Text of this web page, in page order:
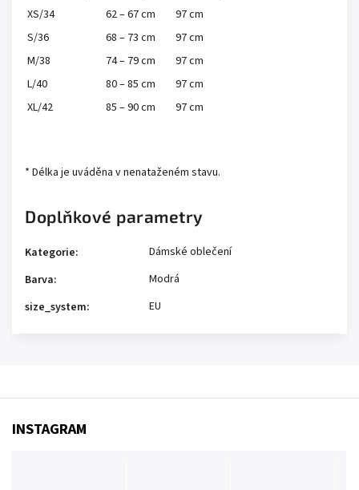
XS/34
62 – 67 cm
97 cm
S/36
68 – 73 cm
97 cm
M/38
74 – 79 cm
97 cm
L/40
80 – 85 cm
97 cm
XL/42
85 – 90 cm 97 cm
* Délka je uváděna v nenataženém stavu.
Doplňkové parametry
Kategorie:
Dámské oblečení
Barva:
Modrá
size_system: EU
INSTAGRAM